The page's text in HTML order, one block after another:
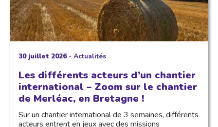
30 juillet 2026- Actualités
Les différents acteurs d’un chantier
international – Zoom sur le chantier
de Merléac, en Bretagne !
Sur un chantier international de 3 semaines, différents
acteurs entrent en jeux avec des missions